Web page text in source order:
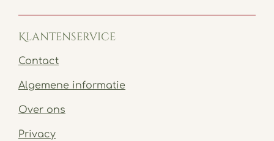
Klantenservice
Contact
Algemene informatie
Over ons
Privacy